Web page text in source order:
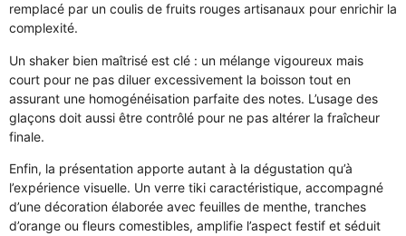
remplacé par un coulis de fruits rouges artisanaux pour enrichir la
complexité.
Un shaker bien maîtrisé est clé : un mélange vigoureux mais
court pour ne pas diluer excessivement la boisson tout en
assurant une homogénéisation parfaite des notes. L’usage des
glaçons doit aussi être contrôlé pour ne pas altérer la fraîcheur
finale.
Enfin, la présentation apporte autant à la dégustation qu’à
l’expérience visuelle. Un verre tiki caractéristique, accompagné
d’une décoration élaborée avec feuilles de menthe, tranches
d’orange ou fleurs comestibles, amplifie l’aspect festif et séduit